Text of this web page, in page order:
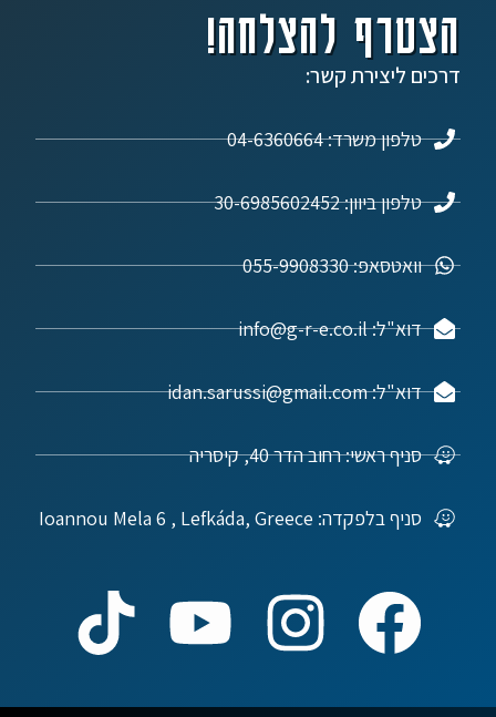
הצטרף להצלחה!
דרכים ליצירת קשר:
טלפון משרד: 04-6360664
טלפון ביוון: 30-6985602452
וואטסאפ: 055-9908330
דוא"ל: info@g-r-e.co.il
דוא"ל: idan.sarussi@gmail.com
סניף ראשי: רחוב הדר 40, קיסריה
סניף בלפקדה: Ioannou Mela 6 , Lefkáda, Greece